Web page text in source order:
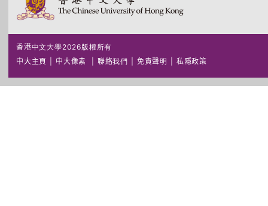
香港中文大學2026版權所有
中大主頁
中大像素 聯絡我們 免責聲明 私隱政策